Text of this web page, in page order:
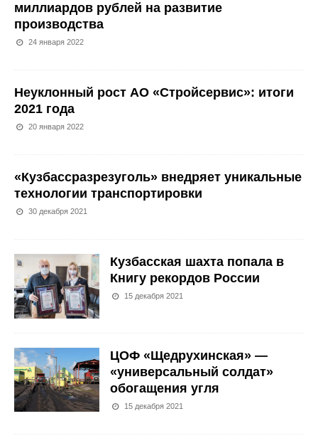
миллиардов рублей на развитие
производства
24 января 2022
Неуклонный рост АО «Стройсервис»: итоги
2021 года
20 января 2022
«Кузбассразрезуголь» внедряет уникальные
технологии транспортировки
30 декабря 2021
Кузбасская шахта попала в
Книгу рекордов России
15 декабря 2021
ЦОФ «Щедрухинская» —
«универсальный солдат»
обогащения угля
15 декабря 2021